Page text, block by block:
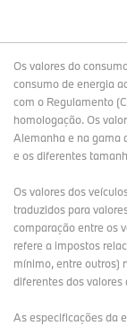
Os valores do
consumo de energia
com o Regulamento
homologação. Os
Alemanha e na gama
e os diferentes
Os valores dos
traduzidos para
comparação entre os
refere a impostos
mínimo, entre outros)
diferentes dos valores
As especificações da